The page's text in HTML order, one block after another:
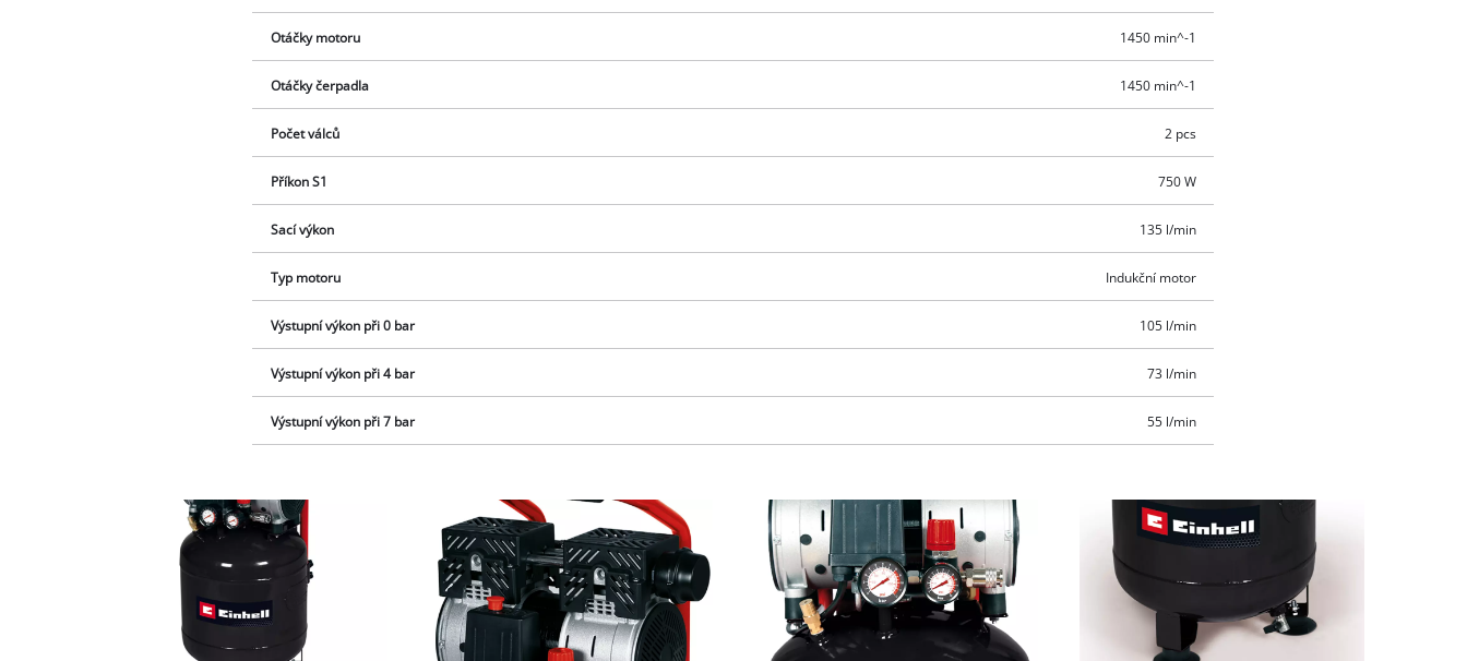
potřebujeme váš souhlas!
to trackers that are not disclosed to the
the site with their CMP to add this content
Otáčky motoru 1450 min^-1
Otáčky čerpadla 1450 min^-1
Počet válců 2 pcs
Příkon S1 750 W
Sací výkon 135 l/min
Typ motoru Indukční motor
Výstupní výkon při 0 bar 105 l/min
Výstupní výkon při 4 bar 73 l/min
Výstupní výkon při 7 bar 55 l/min